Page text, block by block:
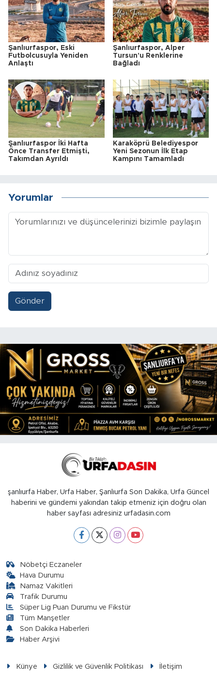
Şanlıurfaspor, Eski
Futbolcusuyla Yeniden
Anlaştı
Şanlıurfaspor, Alper
Tursun'u Renklerine
Bağladı
Şanlıurfaspor İki Hafta
Önce Transfer Etmişti,
Takımdan Ayrıldı
Karaköprü Belediyespor
Yeni Sezonun İlk Etap
Kampını Tamamladı
Yorumlar
Gönder
şanlıurfa Haber, Urfa Haber, Şanlıurfa Son Dakika, Urfa Güncel
haberini ve gündemi yakından takip etmeniz için doğru olan
haber sayfası adresiniz urfadasin.com
Nöbetçi Eczaneler
Hava Durumu
Namaz Vakitleri
Trafik Durumu
Süper Lig Puan Durumu ve Fikstür
Tüm Manşetler
Son Dakika Haberleri
Haber Arşivi
Künye Gizlilik ve Güvenlik Politikası İletişim